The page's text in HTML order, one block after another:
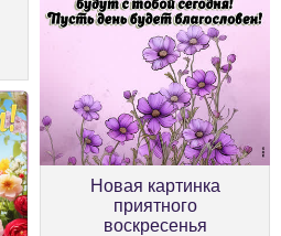
Новая картинка
приятного
воскресенья